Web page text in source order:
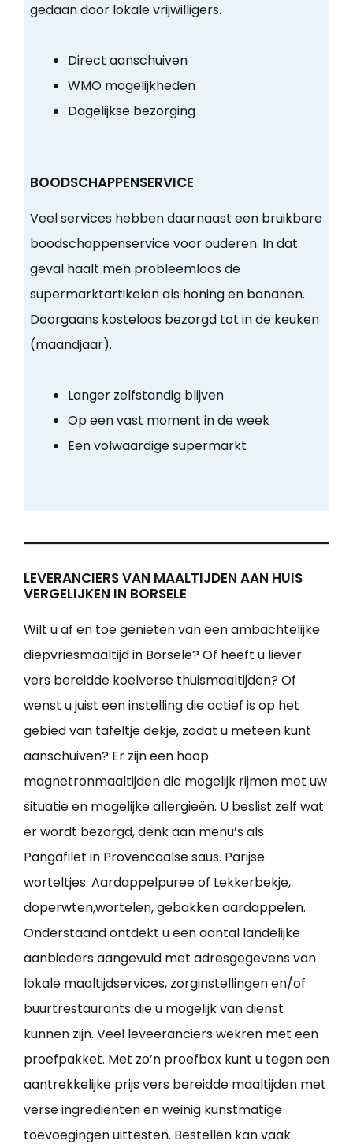
gedaan door lokale vrijwilligers.
Direct aanschuiven
WMO mogelijkheden
Dagelijkse bezorging
BOODSCHAPPENSERVICE
Veel services hebben daarnaast een bruikbare
boodschappenservice voor ouderen. In dat
geval haalt men probleemloos de
supermarktartikelen als honing en bananen.
Doorgaans kosteloos bezorgd tot in de keuken
(maandjaar).
Langer zelfstandig blijven
Op een vast moment in de week
Een volwaardige supermarkt
LEVERANCIERS VAN MAALTIJDEN AAN HUIS
VERGELIJKEN IN BORSELE
Wilt u af en toe genieten van een ambachtelijke
diepvriesmaaltijd in Borsele? Of heeft u liever
vers bereidde koelverse thuismaaltijden? Of
wenst u juist een instelling die actief is op het
gebied van tafeltje dekje, zodat u meteen kunt
aanschuiven? Er zijn een hoop
magnetronmaaltijden die mogelijk rijmen met uw
situatie en mogelijke allergieën. U beslist zelf wat
er wordt bezorgd, denk aan menu’s als
Pangafilet in Provencaalse saus. Parijse
worteltjes. Aardappelpuree of Lekkerbekje,
doperwten,wortelen, gebakken aardappelen.
Onderstaand ontdekt u een aantal landelijke
aanbieders aangevuld met adresgegevens van
lokale maaltijdservices, zorginstellingen en/of
buurtrestaurants die u mogelijk van dienst
kunnen zijn. Veel leveeranciers wekren met een
proefpakket. Met zo’n proefbox kunt u tegen een
aantrekkelijke prijs vers bereidde maaltijden met
verse ingrediënten en weinig kunstmatige
toevoegingen uittesten. Bestellen kan vaak